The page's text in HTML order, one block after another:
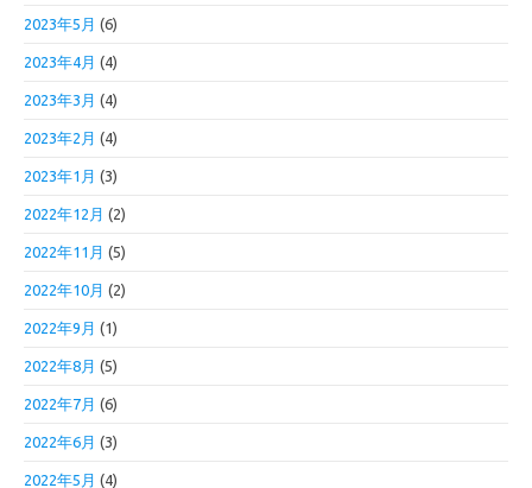
2023年5月 (6)
2023年4月 (4)
2023年3月 (4)
2023年2月 (4)
2023年1月 (3)
2022年12月 (2)
2022年11月 (5)
2022年10月 (2)
2022年9月 (1)
2022年8月 (5)
2022年7月 (6)
2022年6月 (3)
2022年5月 (4)